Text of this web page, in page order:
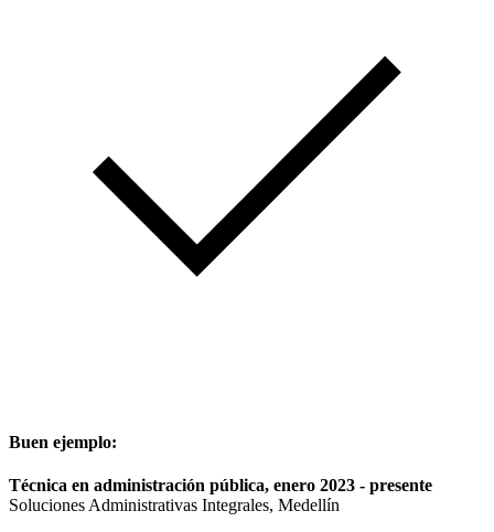
Buen ejemplo:
Técnica en administración pública, enero 2023 - presente
Soluciones Administrativas Integrales, Medellín